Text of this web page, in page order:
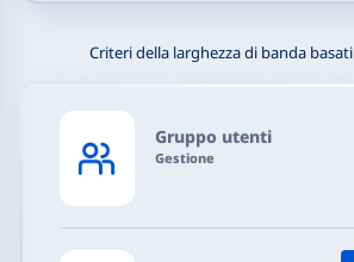
Criteri della larghezza di banda basati
Gruppo utenti
Gestione